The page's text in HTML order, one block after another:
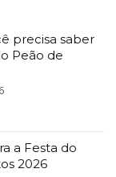
precisa saber
Peão de
a Festa do
2026